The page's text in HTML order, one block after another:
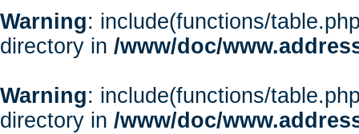
Warning: include(functions/
directory in /www/doc/
Warning: include(functions/
directory in /www/doc/